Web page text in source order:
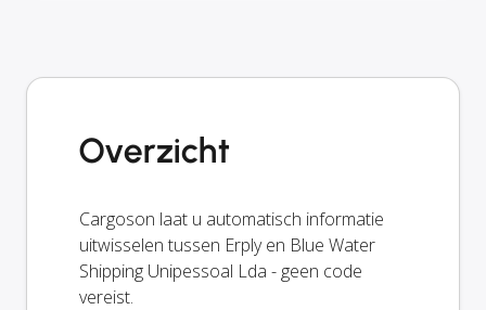
Overzicht
Cargoson laat u automatisch informatie
uitwisselen tussen Erply en Blue Water
Shipping Unipessoal Lda - geen code
vereist.